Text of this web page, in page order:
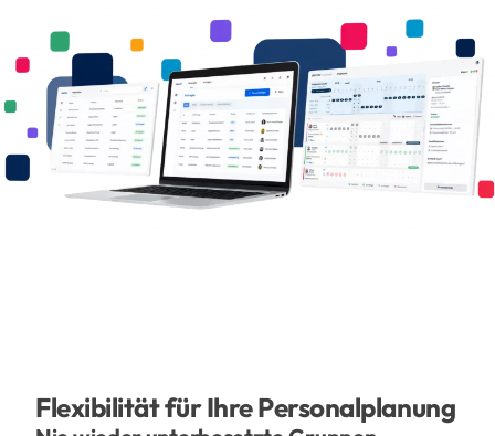
Flexibilität für Ihre Personalplanung